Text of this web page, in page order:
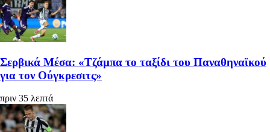
Σερβικά Μέσα: «Τζάμπα το ταξίδι του Παναθηναϊκού
για τον Ούγκρεσιτς»
πριν 35 λεπτά